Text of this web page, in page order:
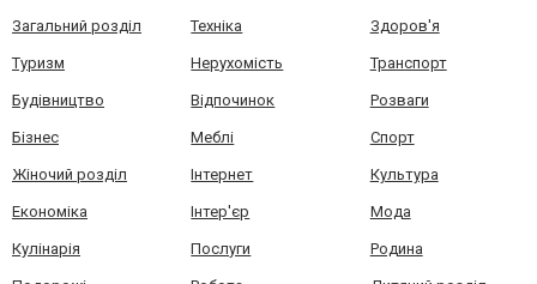
Загальний розділ Техніка Здоров'я
Туризм Нерухомість Транспорт
Будівництво Відпочинок Розваги
Бізнес Меблі Спорт
Жіночий розділ Інтернет Культура
Економіка Інтер'єр Мода
Кулінарія Послуги Родина